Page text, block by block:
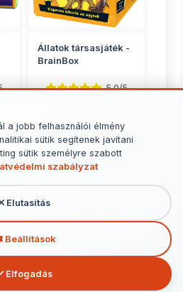
a jobb felhasználói élmény
sütik segítenek javítani
sütik személyre szabott
szabályzat
Elutasítás
Beállítások
Elfogadás
Állatok társasjáték -
BrainBox
5.0/5
5 649 Ft
RÉSZLETEK
termékek - Kvíz